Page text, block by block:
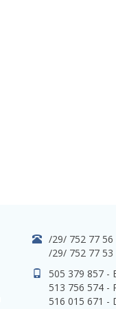
/29/ 752 77 56
/29/ 752 77 53
505 379 857 -
513 756 574 -
516 015 671 -